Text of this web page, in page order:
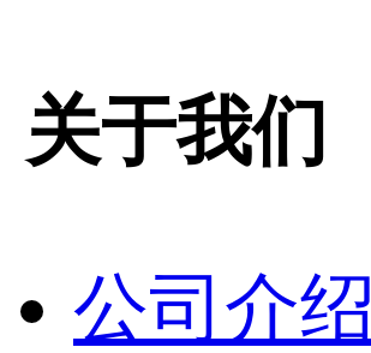
关于我们
公司介绍